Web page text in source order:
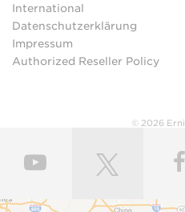
International
Datenschutzerklärung
Impressum
Authorized Reseller Policy
© 2026